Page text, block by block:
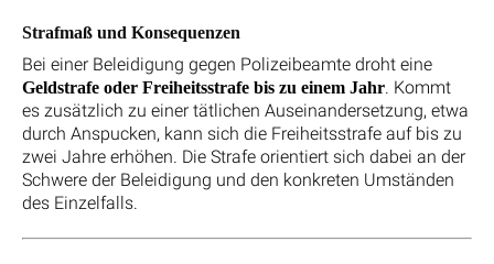
Strafmaß und Konsequenzen
Bei einer Beleidigung gegen Polizeibeamte droht eine
Geldstrafe oder Freiheitsstrafe bis zu einem Jahr. Kommt
es zusätzlich zu einer tätlichen Auseinandersetzung, etwa
durch Anspucken, kann sich die Freiheitsstrafe auf bis zu
zwei Jahre erhöhen. Die Strafe orientiert sich dabei an der
Schwere der Beleidigung und den konkreten Umständen
des Einzelfalls.